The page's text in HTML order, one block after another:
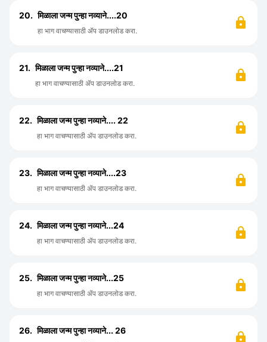
20. मिळाला जन्म पुन्हा नव्याने....20
हा भाग वाचण्यासाठी ॲप डाउनलोड करा.
21. मिळाला जन्म पुन्हा नव्याने....21
हा भाग वाचण्यासाठी ॲप डाउनलोड करा.
22. मिळाला जन्म पुन्हा नव्याने.... 22
हा भाग वाचण्यासाठी ॲप डाउनलोड करा.
23. मिळाला जन्म पुन्हा नव्याने....23
हा भाग वाचण्यासाठी ॲप डाउनलोड करा.
24. मिळाला जन्म पुन्हा नव्याने...24
हा भाग वाचण्यासाठी ॲप डाउनलोड करा.
25. मिळाला जन्म पुन्हा नव्याने...25
हा भाग वाचण्यासाठी ॲप डाउनलोड करा.
26. मिळाला जन्म पुन्हा नव्याने... 26